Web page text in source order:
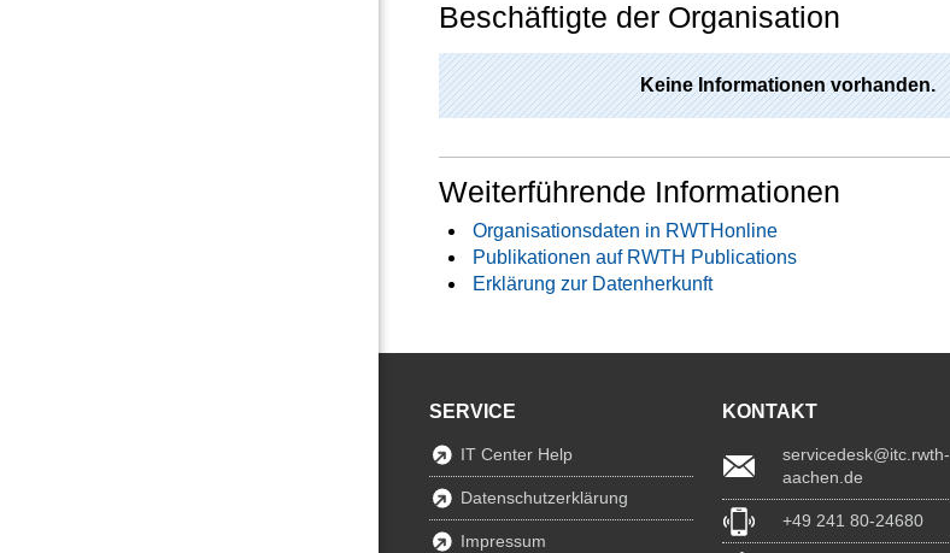
Beschäftigte der Organisation
Keine Informationen vorhanden.
Weiterführende Informationen
Organisationsdaten in RWTHonline
Publikationen auf RWTH Publications
Erklärung zur Datenherkunft
SERVICE
IT Center Help
Datenschutzerklärung
Impressum
KONTAKT
servicedesk@itc.rwth-
aachen.de
+49 241 80-24680